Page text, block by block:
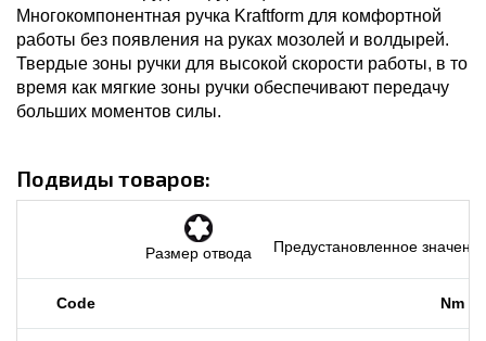
Многокомпонентная ручка Kraftform для комфортной
работы без появления на руках мозолей и волдырей.
Твердые зоны ручки для высокой скорости работы, в то
время как мягкие зоны ручки обеспечивают передачу
больших моментов силы.
Подвиды товаров:
Размер отвода Предустановленное
Code Nm